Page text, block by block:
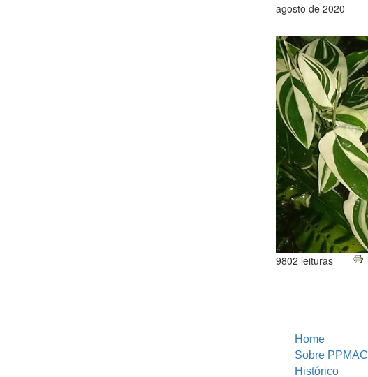
agosto de 2020
9802 leituras
Home
Sobre PPMAC
Histórico